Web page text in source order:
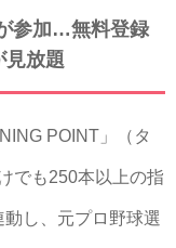
参加…無料登録
見放題
POINT」（タ
でも250本以上の指
し、元プロ野球選